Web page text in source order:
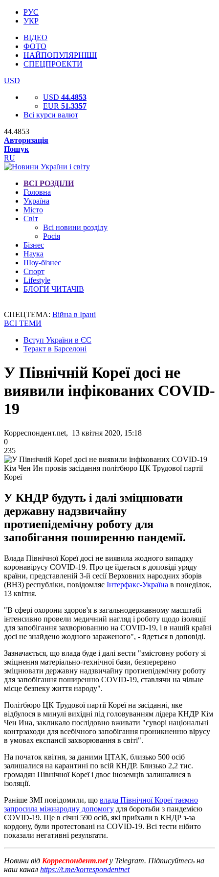
РУС
УКР
ВІДЕО
ФОТО
НАЙПОПУЛЯРНІШІ
СПЕЦПРОЕКТИ
USD
USD 44.4853
EUR 51.3357
Всі курси валют
44.4853
Авторизація
Пошук
RU
ВСІ РОЗДІЛИ
Головна
Україна
Місто
Світ
Всі новини розділу
Росія
Бізнес
Наука
Шоу-бізнес
Спорт
Lifestyle
БЛОГИ ЧИТАЧІВ
СПЕЦТЕМА: Війна в Ірані
ВСІ ТЕМИ
Вступ України в ЄС
Теракт в Барселоні
У Північній Кореї досі не
виявили інфікованих COVID-
19
Корреспондент.net, 13 квітня 2020, 15:18
0
235
Кім Чен Ин провів засідання політбюро ЦК Трудової партії
Кореї
У КНДР будуть і далі зміцнювати
державну надзвичайну
протиепідемічну роботу для
запобігання поширенню пандемії.
Влада Північної Кореї досі не виявила жодного випадку
коронавірусу COVID-19. Про це йдеться в доповіді уряду
країни, представленій 3-й сесії Верховних народних зборів
(ВНЗ) республіки, повідомляє Інтерфакс-Україна в понеділок,
13 квітня.
"В сфері охорони здоров'я в загальнодержавному масштабі
інтенсивно провели медичний нагляд і роботу щодо ізоляції
для запобігання захворюванню на COVID-19, і в нашій країні
досі не знайдено жодного зараженого", - йдеться в доповіді.
Зазначається, що влада буде і далі вести "змістовну роботу зі
зміцнення матеріально-технічної бази, безперервно
зміцнювати державну надзвичайну протиепідемічну роботу
для запобігання поширенню COVID-19, ставлячи на чільне
місце безпеку життя народу".
Політбюро ЦК Трудової партії Кореї на засіданні, яке
відбулося в минулі вихідні під головуванням лідера КНДР Кім
Чен Ина, закликало послідовно вживати "суворі національні
контрзаходи для всебічного запобігання проникненню вірусу
в умовах експансії захворювання в світі".
На початок квітня, за даними ЦТАК, близько 500 осіб
залишалися на карантині по всій КНДР. Близько 2,2 тис.
громадян Північної Кореї і двоє іноземців залишалися в
ізоляції.
Раніше ЗМІ повідомили, що влада Північної Кореї таємно
запросила міжнародну допомогу для боротьби з пандемією
COVID-19. Ще в січні 590 осіб, які приїхали в КНДР з-за
кордону, були протестовані на COVID-19. Всі тести нібито
показали негативні результати.
Новини від Корреспондент.net у Telegram. Підписуйтесь на
наш канал https://t.me/korrespondentnet